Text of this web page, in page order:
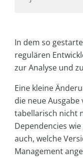
In dem so
regulären
zur Analyse und
Eine kleine
die neue Ausgabe
tabellarisch nicht
Dependencies
auch, welche
Management